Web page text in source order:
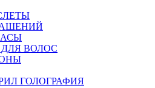
ВОЛОС
ГОЛОГРАФИЯ